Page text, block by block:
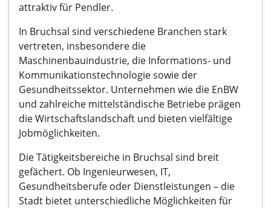
attraktiv für Pendler.
In Bruchsal sind verschiedene Branchen stark
vertreten, insbesondere die
Maschinenbauindustrie, die Informations- und
Kommunikationstechnologie sowie der
Gesundheitssektor. Unternehmen wie die EnBW
und zahlreiche mittelständische Betriebe prägen
die Wirtschaftslandschaft und bieten vielfältige
Jobmöglichkeiten.
Die Tätigkeitsbereiche in Bruchsal sind breit
gefächert. Ob Ingenieurwesen, IT,
Gesundheitsberufe oder Dienstleistungen – die
Stadt bietet unterschiedliche Möglichkeiten für